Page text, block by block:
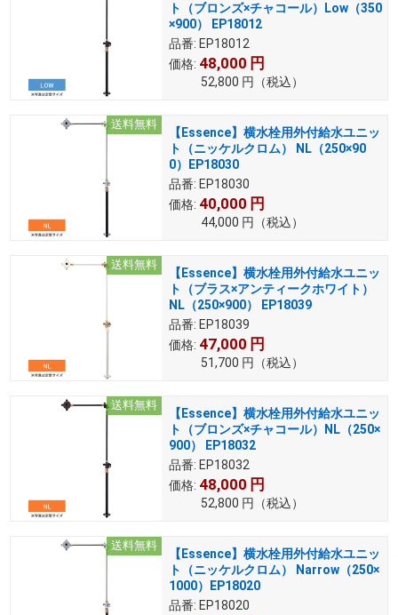
ト（ブロンズ×チャコール）Low（350
×900） EP18012
品番: EP18012
価格: 48,000 円
52,800 円 （税込）
送料無料
【Essence】横水栓用外付給水ユニッ
ト（ニッケルクロム） NL（250×90
0）EP18030
品番: EP18030
価格: 40,000 円
44,000 円 （税込）
送料無料
【Essence】横水栓用外付給水ユニッ
ト（ブラス×アンティークホワイト）
NL（250×900） EP18039
品番: EP18039
価格: 47,000 円
51,700 円 （税込）
送料無料
【Essence】横水栓用外付給水ユニッ
ト（ブロンズ×チャコール）NL（250×
900） EP18032
品番: EP18032
価格: 48,000 円
52,800 円 （税込）
送料無料
【Essence】横水栓用外付給水ユニッ
ト（ニッケルクロム） Narrow（250×
1000）EP18020
品番: EP18020